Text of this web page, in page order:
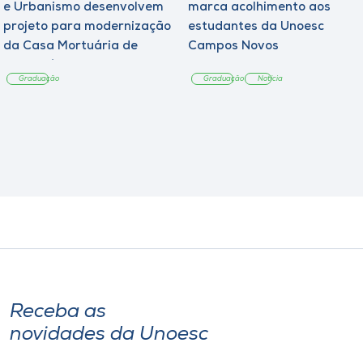
e Urbanismo desenvolvem
projeto para modernização
da Casa Mortuária de
Graduação
marca acolhimento aos
estudantes da Unoesc
Campos Novos
Graduação Notícia
Receba as
novidades da Unoesc